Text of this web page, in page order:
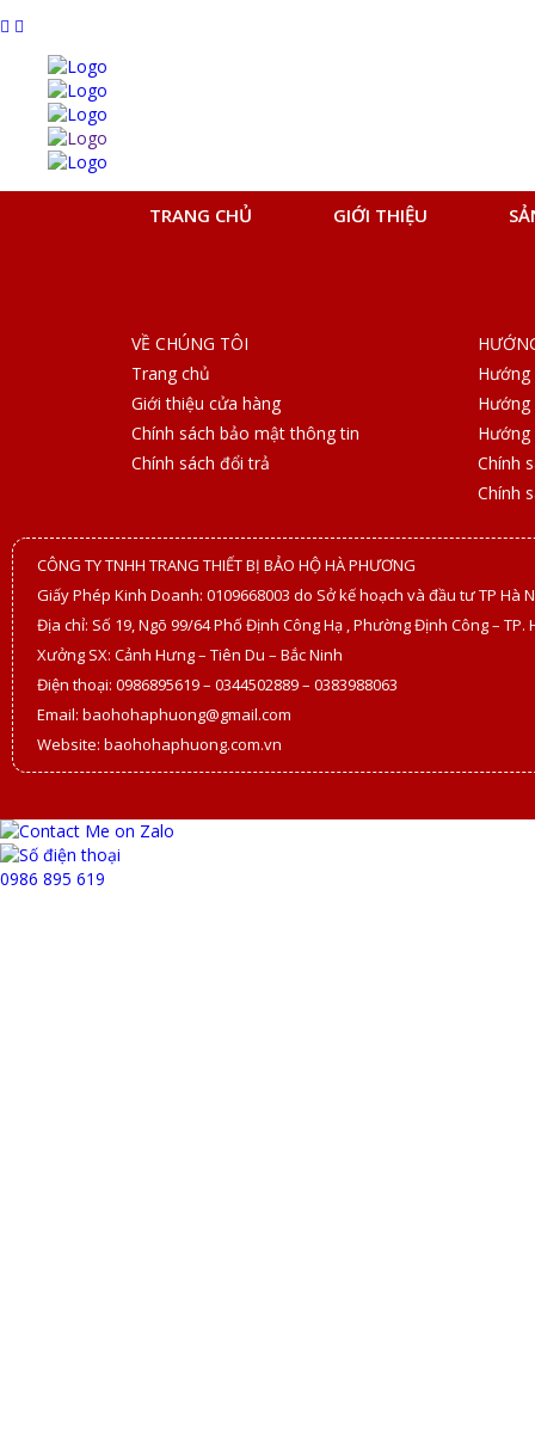
TRANG CHỦ GIỚI THIỆU
VỀ CHÚNG TÔI
Trang chủ
Giới thiệu cửa hàng
Chính sách bảo mật thông tin
Chính sách đổi trả
Hướng
Chính
Chính
CÔNG TY TNHH TRANG THIẾT BỊ BẢO HỘ HÀ PHƯƠNG
Giấy Phép Kinh Doanh: 0109668003 do Sở kế hoạch và đầu tư TP Hà
Địa chỉ: Số 19, Ngõ 99/64 Phố Định Công Hạ , Phường Định Công – TP.
Xưởng SX: Cảnh Hưng – Tiên Du – Bắc Ninh
Điện thoại: 0986895619 – 0344502889 – 0383988063
Email: baohohaphuong@gmail.com
Website: baohohaphuong.com.vn
0986 895 619